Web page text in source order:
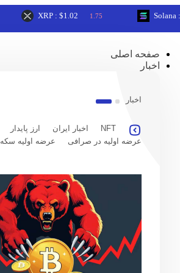
XRP : $1.02 1.75 Solana : $72.64
صفحه اصلی
اخبار
اخبار
NFT اخبار ایران ارز پایدار
عرضه اولیه در صرافی
عرضه اولیه سکه